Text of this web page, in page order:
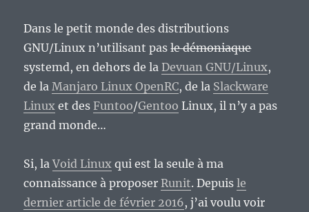
Dans le petit monde des distributions
GNU/Linux n’utilisant pasle démoniaque
systemd, en dehors de laDevuan GNU/Linux,
de laManjaro Linux OpenRC, de la Slackware
Linux et desFuntoo/Gentoo Linux, il n’y a pas
grand monde…
Si, laVoid Linux qui est la seule à ma
connaissance à proposerRunit. Depuisle
dernier article de février 2016, j’ai voulu voir